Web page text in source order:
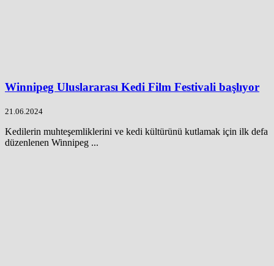
Winnipeg Uluslararası Kedi Film Festivali başlıyor
21.06.2024
Kedilerin muhteşemliklerini ve kedi kültürünü kutlamak için ilk defa
düzenlenen Winnipeg ...